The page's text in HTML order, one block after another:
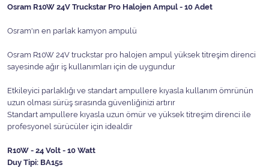
Osram R10W 24V Truckstar Pro Halojen Ampul - 10 Adet
Osram'ın en parlak kamyon ampulü
Osram R10W 24V truckstar pro halojen ampul yüksek titreşim direnci
sayesinde ağır iş kullanımları için de uygundur
Etkileyici parlaklığı ve standart ampullere kıyasla kullanım ömrünün
uzun olması sürüş sırasında güvenliğinizi artırır
Standart ampullere kıyasla uzun ömür ve yüksek titreşim direnci ile
profesyonel sürücüler için idealdir
R10W - 24 Volt - 10 Watt
Duy Tipi: BA15s